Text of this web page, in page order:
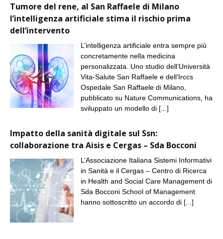
Tumore del rene, al San Raffaele di Milano
l’intelligenza artificiale stima il rischio prima
dell’intervento
L’intelligenza artificiale entra sempre più
concretamente nella medicina
personalizzata. Uno studio dell’Università
Vita-Salute San Raffaele e dell’Irccs
Ospedale San Raffaele di Milano,
pubblicato su Nature Communications, ha
sviluppato un modello di [...]
Impatto della sanità digitale sul Ssn:
collaborazione tra Aisis e Cergas – Sda Bocconi
L’Associazione Italiana Sistemi Informativi
in Sanità e il Cergas – Centro di Ricerca
in Health and Social Care Management di
Sda Bocconi School of Management
hanno sottoscritto un accordo di [...]